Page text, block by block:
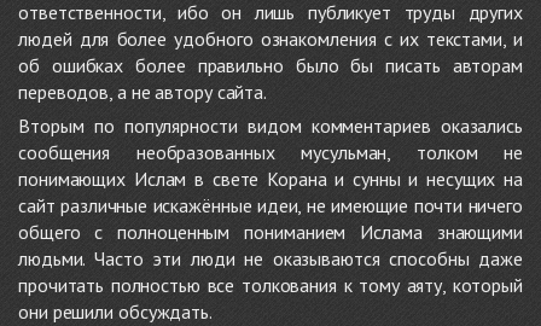
ответственности, ибо он лишь публикует труды других
людей для более удобного ознакомления с их текстами, и
об ошибках более правильно было бы писать авторам
переводов, а не автору сайта.
Вторым по популярности видом комментариев оказались
сообщения необразованных мусульман, толком не
понимающих Ислам в свете Корана и сунны и несущих на
сайт различные искажённые идеи, не имеющие почти ничего
общего с полноценным пониманием Ислама знающими
людьми. Часто эти люди не оказываются способны даже
прочитать полностью все толкования к тому аяту, который
они решили обсуждать.